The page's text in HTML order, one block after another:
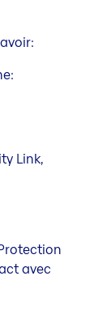
Link,
avec